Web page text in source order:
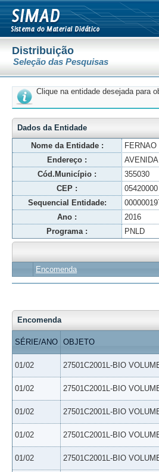
Distribuição
Seleção das Pesquisas
Clique na entidade desejada para
Dados da Entidade
Nome da Entidade :
Endereço :
Cód.Município :
355030
CEP :
05420000
Sequencial Entidade:
Ano :
2016
Programa :
PNLD
Encomenda
Encomenda
SÉRIE/ANO OBJETO
01/02 27501C2001L-BIO
01/02 27501C2001L-BIO
01/02 27501C2001L-BIO
01/02 27501C2001L-BIO
01/02 27501C2001L-BIO